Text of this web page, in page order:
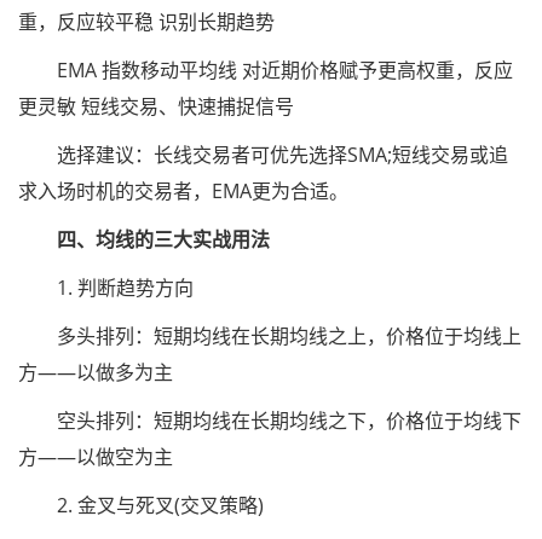
重，反应较平稳 识别长期趋势
EMA 指数移动平均线 对近期价格赋予更高权重，反应
更灵敏 短线交易、快速捕捉信号
选择建议：长线交易者可优先选择SMA;短线交易或追
求入场时机的交易者，EMA更为合适。
四、均线的三大实战用法
1. 判断趋势方向
多头排列：短期均线在长期均线之上，价格位于均线上
方——以做多为主
空头排列：短期均线在长期均线之下，价格位于均线下
方——以做空为主
2. 金叉与死叉(交叉策略)